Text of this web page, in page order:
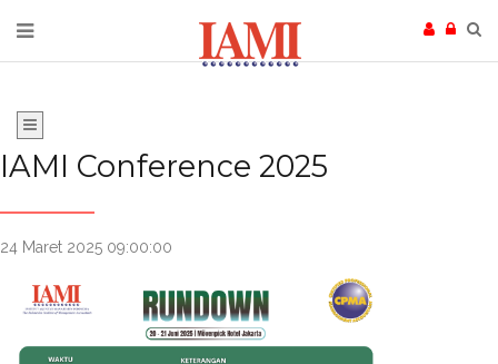
IAMI Conference 2025
24 Maret 2025 09:00:00